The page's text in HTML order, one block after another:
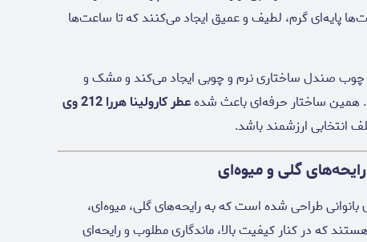
پایه‌ای گرم، لطیف و عمیق ایجاد می‌کنند که تا ساعت‌ها
چوب صندل ساختاری نرم و چوبی ایجاد می‌کند و مشک و
همین ساختار حرفه‌ای باعث شده
عطر کارولینا هررا 212 وی
انتخابی ارزشمند باشد.
رایحه‌های گلی و میوه‌ای
بانوانی طراحی شده است که به رایحه‌های گلی، میوه‌ای،
که در کنار کیفیت بالا، ماندگاری مطلوب و رایحه‌ای